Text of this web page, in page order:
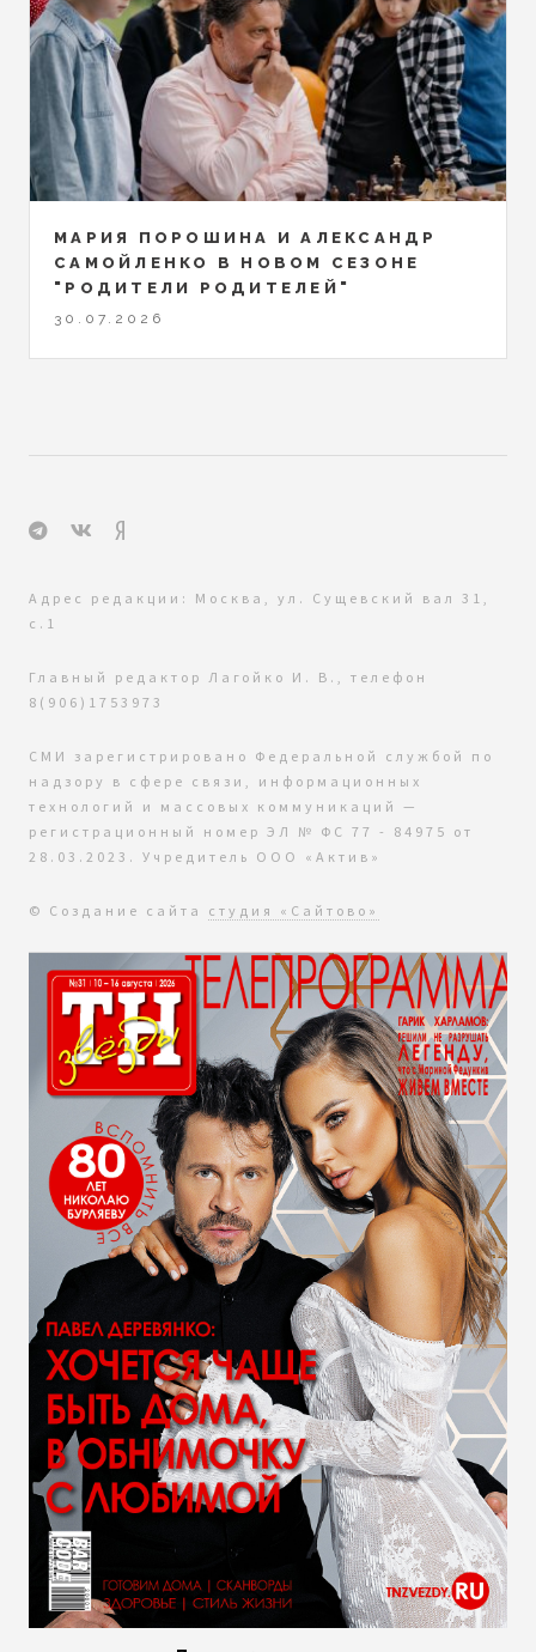
МАРИЯ ПОРОШИНА И АЛЕКСАНДР
САМОЙЛЕНКО В НОВОМ СЕЗОНЕ
"РОДИТЕЛИ РОДИТЕЛЕЙ"
30.07.2026
Адрес редакции: Москва, ул. Сущевский вал 31,
с.1
Главный редактор Лагойко И. В., телефон
8(906)1753973
СМИ зарегистрировано Федеральной службой по
надзору в сфере связи, информационных
технологий и массовых коммуникаций —
регистрационный номер ЭЛ № ФС 77 - 84975 от
28.03.2023. Учредитель ООО «Актив»
© Создание сайта студия «Сайтово»